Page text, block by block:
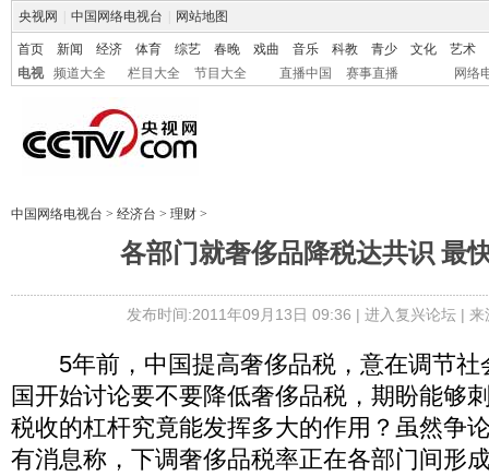
央视网 中国网络电视台 网站地图
首页 新闻 经济 体育 综艺 春晚 戏曲 音乐 科教 青少 文化
艺术
电视
频道大全 栏目大全 节目大全 直播中国 赛事直播 网络
中国网络电视台 > 经济台 > 理财 >
各部门就奢侈品降税达共识 最
发布时间:2011年09月13日 09:36 | 进入复兴论坛| 来
5年前，中国提高奢侈品税，意在调节社
国开始讨论要不要降低奢侈品税，期盼能够
税收的杠杆究竟能发挥多大的作用？虽然争
有消息称，下调奢侈品税率正在各部门间形